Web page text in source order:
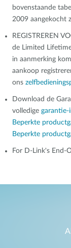
bovenstaande
2009 aangekocht
REGISTREREN
de Limited
in aanmerking
aankoop
ons
Download de
volledige
Beperkte
Beperkte
For D-Link's End-